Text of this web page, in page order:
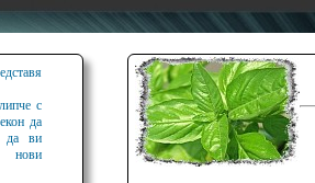
с
да
да ви